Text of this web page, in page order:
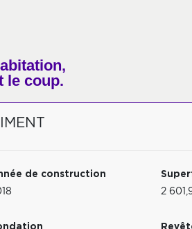
le coup.
de construction
2